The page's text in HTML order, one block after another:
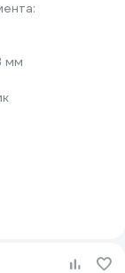
мм